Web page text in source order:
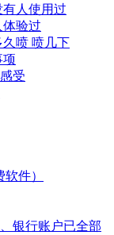
人使用过
验过
喷 喷几下
项
受
件）
银行账户已全部